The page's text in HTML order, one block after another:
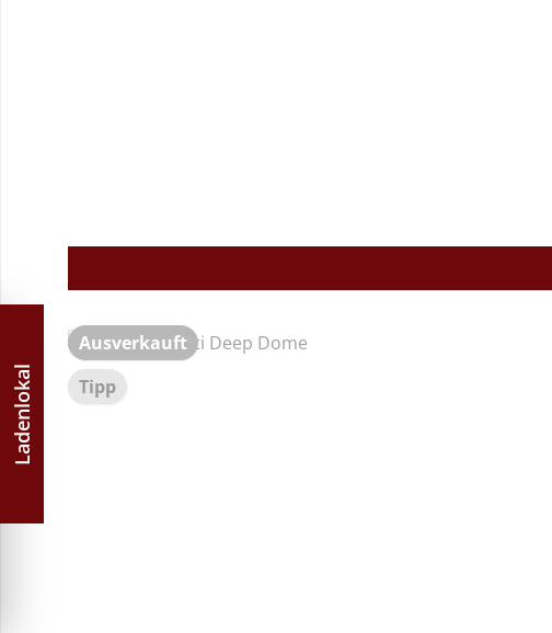
Ausverkauft
Tipp
Ladenlokal